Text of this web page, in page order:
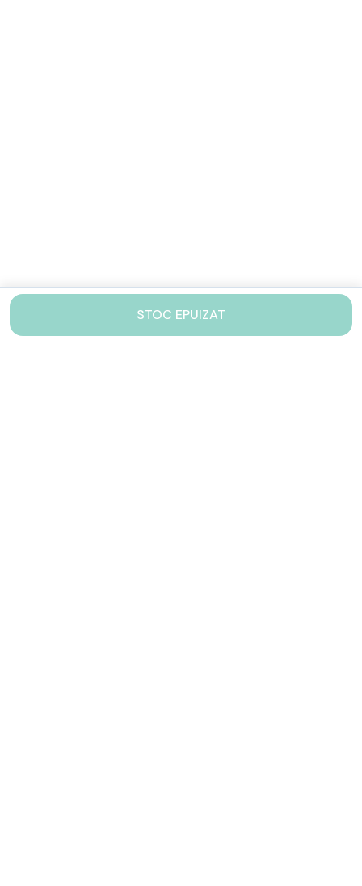
STOC EPUIZAT